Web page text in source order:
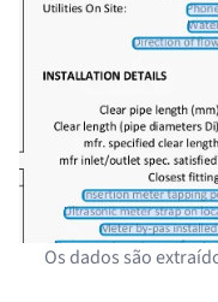
Os dados são